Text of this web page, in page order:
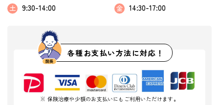
土 9:30-14:00 金 14:30-17:00
各種お支払い方法に対応！
※ 保険治療や少額のお支払いにもご利用いただけます。